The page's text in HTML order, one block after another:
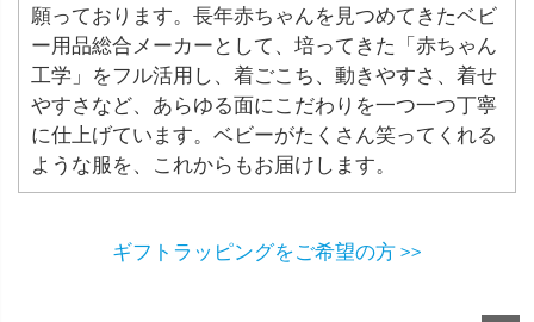
願っております。長年赤ちゃんを見つめてきたベビ
ー用品総合メーカーとして、培ってきた「赤ちゃん
工学」をフル活用し、着ごこち、動きやすさ、着せ
やすさなど、あらゆる面にこだわりを一つ一つ丁寧
に仕上げています。ベビーがたくさん笑ってくれる
ような服を、これからもお届けします。
ギフトラッピングをご希望の方 >>